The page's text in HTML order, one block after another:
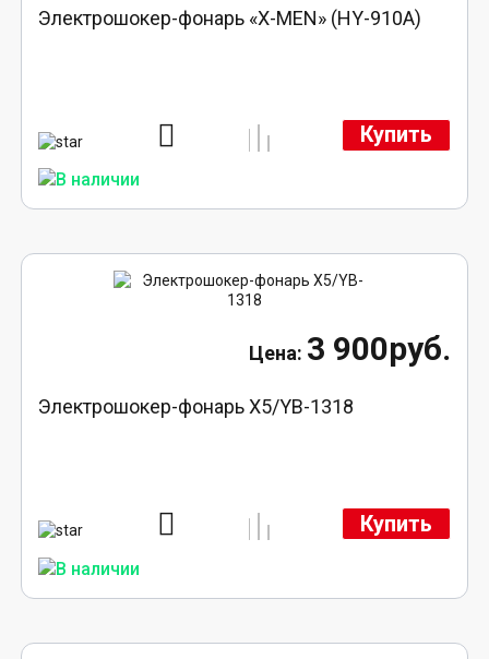
Электрошокер-фонарь «X-MEN» (HY-910A)
Купить
3 900руб.
Электрошокер-фонарь X5/YB-1318
Купить